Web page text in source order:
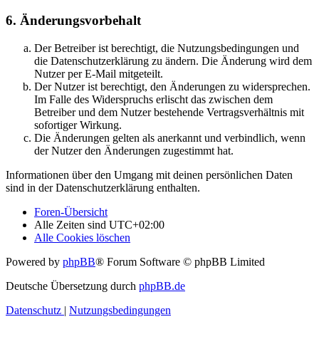
6. Änderungsvorbehalt
Der Betreiber ist berechtigt, die Nutzungsbedingungen und
die Datenschutzerklärung zu ändern. Die Änderung wird dem
Nutzer per E-Mail mitgeteilt.
Der Nutzer ist berechtigt, den Änderungen zu widersprechen.
Im Falle des Widerspruchs erlischt das zwischen dem
Betreiber und dem Nutzer bestehende Vertragsverhältnis mit
sofortiger Wirkung.
Die Änderungen gelten als anerkannt und verbindlich, wenn
der Nutzer den Änderungen zugestimmt hat.
Informationen über den Umgang mit deinen persönlichen Daten
sind in der Datenschutzerklärung enthalten.
Foren-Übersicht
Alle Zeiten sind UTC+02:00
Alle Cookies löschen
Powered by phpBB® Forum Software © phpBB Limited
Deutsche Übersetzung durch phpBB.de
Datenschutz | Nutzungsbedingungen